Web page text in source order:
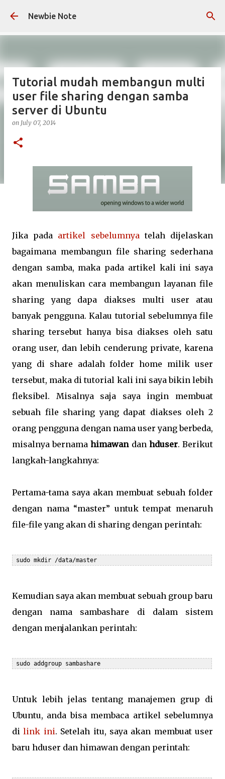
Skip to main content
Newbie Note
Tutorial mudah membangun multi
user file sharing dengan samba
server di Ubuntu
on July 07, 2014
Jika pada artikel sebelumnyatelah dijelaskan
bagaimana membangun file sharing sederhana
dengan samba, maka pada artikel kali ini saya
akan menuliskan cara membangun layanan file
sharing yang dapa diakses multi user atau
banyak pengguna. Kalau tutorial sebelumnya file
sharing tersebut hanya bisa diakses oleh satu
orang user, dan lebih cenderung private, karena
yang di share adalah folder home milik user
tersebut, maka di tutorial kali ini saya bikin lebih
fleksibel. Misalnya saja saya ingin membuat
sebuah file sharing yang dapat diakses oleh 2
orang pengguna dengan nama user yang berbeda,
misalnya bernamahimawandan hduser. Berikut
langkah-langkahnya:
Pertama-tama saya akan membuat sebuah folder
dengan nama “master” untuk tempat menaruh
file-file yang akan di sharing dengan perintah:
sudo mkdir /data/master
Kemudian saya akan membuat sebuah group baru
dengan nama sambashare di dalam sistem
dengan menjalankan perintah:
sudo addgroup sambashare
Untuk lebih jelas tentang manajemen grup di
Ubuntu, anda bisa membaca artikel sebelumnya
dilink ini. Setelah itu, saya akan membuat user
baru hduser dan himawan dengan perintah: